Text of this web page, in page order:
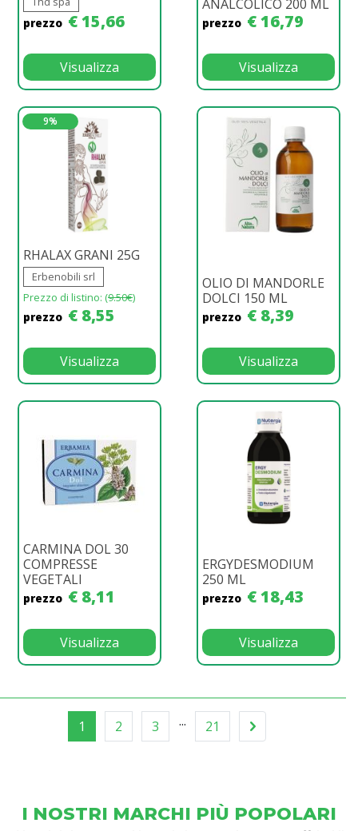
prezzo € 15,66
Visualizza
ANALCOLICO 200 ML
prezzo € 16,79
Visualizza
9%
RHALAX GRANI 25G
Erbenobili srl
Prezzo di listino: (9.50€)
prezzo € 8,55
Visualizza
OLIO DI MANDORLE
DOLCI 150 ML
prezzo € 8,39
Visualizza
CARMINA DOL 30
COMPRESSE
VEGETALI
prezzo € 8,11
Visualizza
ERGYDESMODIUM
250 ML
prezzo € 18,43
Visualizza
1 2 3 ... 21
I NOSTRI MARCHI PIÙ POPOLARI